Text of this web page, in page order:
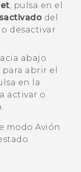
, pulsa en el
del
desactivar
abajo
abrir el
en la
activar o
modo Avión